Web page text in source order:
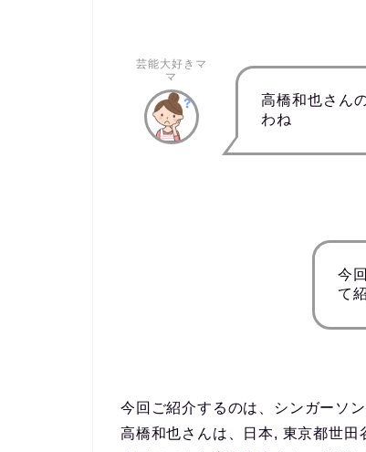
芸能大好きマ
マ
高橋和也さん
わね
今
て
今回ご紹介するのは、シンガーソ
高橋和也さんは、日本, 東京都世田